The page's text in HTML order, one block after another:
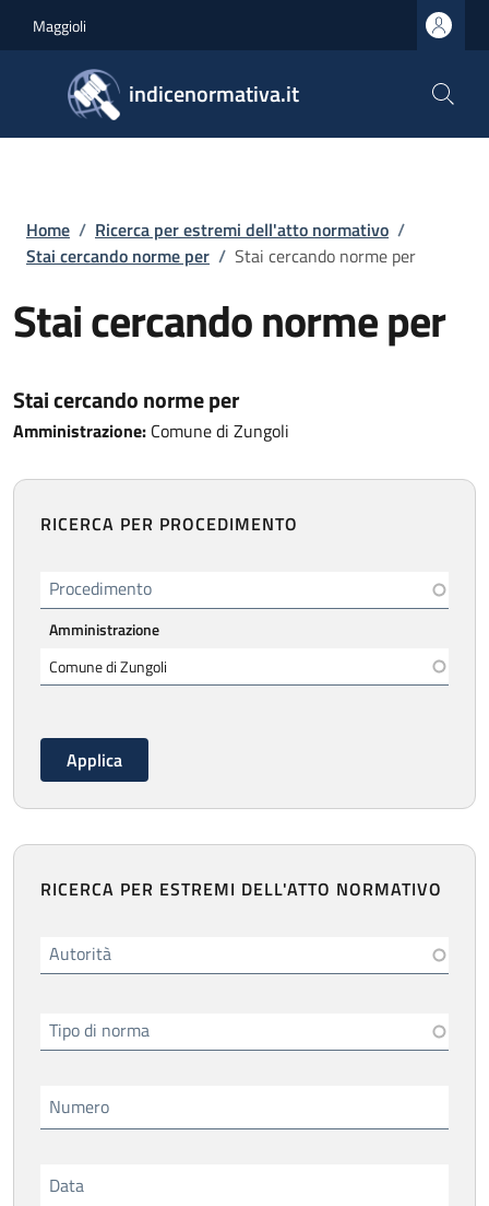
Maggioli
indicenormativa.it
Briciole di pane
Home / Ricerca per estremi dell'atto normativo /
Stai cercando norme per / Stai cercando norme per
Stai cercando norme per
Stai cercando norme per
Amministrazione: Comune di Zungoli
RICERCA PER PROCEDIMENTO
Procedimento
Amministrazione
RICERCA PER ESTREMI DELL'ATTO NORMATIVO
Autorità
Tipo di norma
Numero
Data